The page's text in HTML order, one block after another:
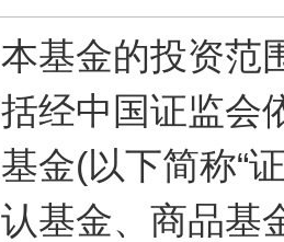
本基金的投资范
括经中国证监会
基金(以下简称“
认基金、商品基